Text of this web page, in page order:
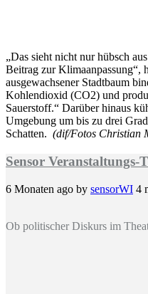
„Das sieht nicht nur hübsch
Beitrag zur Klimaanpassung“,
ausgewachsener Stadtbaum
Kohlendioxid (CO2) und
Sauerstoff.“ Darüber hinaus
Umgebung um bis zu drei
Schatten. (dif/Fotos Christian
Sensor
6 Monaten ago by sensorWI 4
Ob politischer Diskurs im